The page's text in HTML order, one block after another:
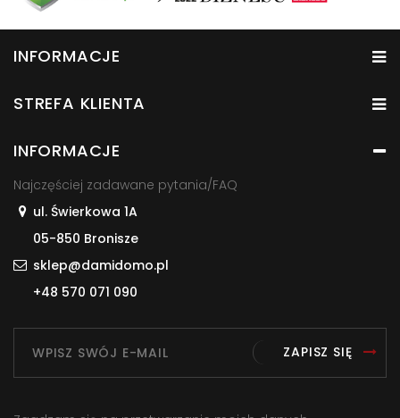
INFORMACJE
STREFA KLIENTA
INFORMACJE
Najczęściej zadawane pytania/FAQ
ul. Świerkowa 1A
05-850 Bronisze
sklep@damidomo.pl
+48 570 071 090
ZAPISZ SIĘ